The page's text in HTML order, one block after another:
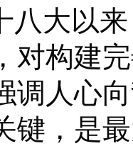
八大以
对构建
调人心
键，是